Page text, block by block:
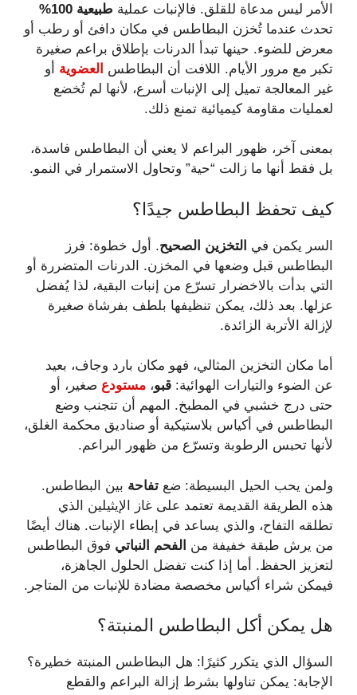
الأمر ليس مدعاة للقلق. فالإنبات عملية طبيعية 100%
تحدث عندما تُخزن البطاطس في مكان دافئ أو رطب أو
معرض للضوء. حينها تبدأ الدرنات بإطلاق براعم صغيرة
تكبر مع مرور الأيام. اللافت أن البطاطس العضوية
أو
غير المعالجة تميل إلى الإنبات أسرع، لأنها لم تُخضع
لعمليات مقاومة كيميائية تمنع ذلك.
بمعنى آخر، ظهور البراعم لا يعني أن البطاطس فاسدة،
بل فقط أنها ما زالت “حية” وتحاول الاستمرار في النمو.
كيف تحفظ البطاطس جيدًا؟
السر يكمن في التخزين الصحيح. أول خطوة: فرز
البطاطس قبل وضعها في المخزن. الدرنات المتضررة أو
التي بدأت بالاخضرار تسرّع من إنبات البقية، لذا يُفضل
عزلها. بعد ذلك، يمكن تنظيفها بلطف بفرشاة صغيرة
لإزالة الأتربة الزائدة.
أما مكان التخزين المثالي، فهو مكان بارد وجاف، بعيد
عن الضوء والتيارات الهوائية: قبو، مستودع صغير، أو
حتى درج خشبي في المطبخ. المهم أن تتجنب وضع
البطاطس في أكياس بلاستيكية أو صناديق محكمة الغلق،
لأنها تحبس الرطوبة وتسرّع من ظهور البراعم.
ولمن يحب الحيل البسيطة: ضع تفاحة بين البطاطس.
هذه الطريقة القديمة تعتمد على غاز الإيثيلين الذي
تطلقه التفاح، والذي يساعد في إبطاء الإنبات. هناك أيضًا
من يرش طبقة خفيفة من الفحم النباتي فوق البطاطس
لتعزيز الحفظ. أما إذا كنت تفضل الحلول الجاهزة،
فيمكن شراء أكياس مخصصة مضادة للإنبات من المتاجر.
هل يمكن أكل البطاطس المنبتة؟
السؤال الذي يتكرر كثيرًا: هل البطاطس المنبتة خطيرة؟
الإجابة: يمكن تناولها بشرط إزالة البراعم والقطع